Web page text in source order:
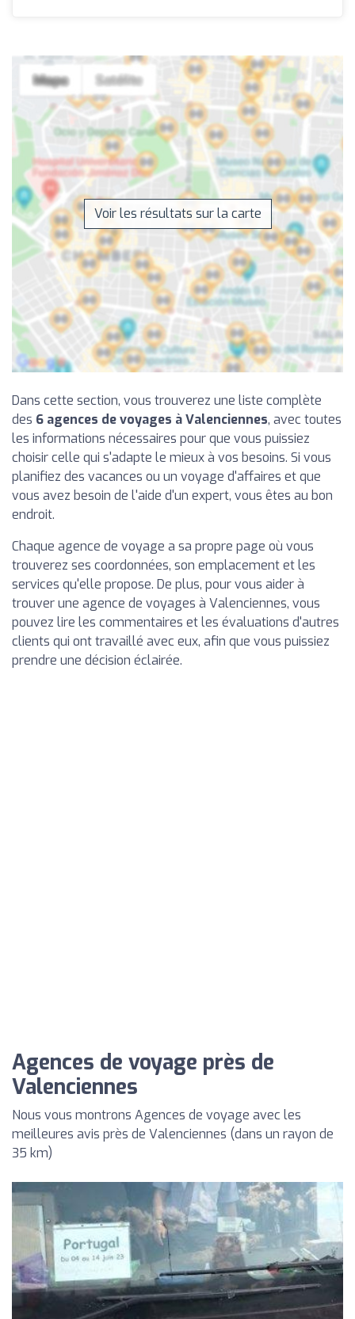
Voir les résultats sur la carte
Dans cette section, vous trouverez une liste complète
des 6 agences de voyages à Valenciennes, avec toutes
les informations nécessaires pour que vous puissiez
choisir celle qui s'adapte le mieux à vos besoins. Si vous
planifiez des vacances ou un voyage d'affaires et que
vous avez besoin de l'aide d'un expert, vous êtes au bon
endroit.
Chaque agence de voyage a sa propre page où vous
trouverez ses coordonnées, son emplacement et les
services qu'elle propose. De plus, pour vous aider à
trouver une agence de voyages à Valenciennes, vous
pouvez lire les commentaires et les évaluations d'autres
clients qui ont travaillé avec eux, afin que vous puissiez
prendre une décision éclairée.
Agences de voyage près de
Valenciennes
Nous vous montrons Agences de voyage avec les
meilleures avis près de Valenciennes (dans un rayon de
35 km)